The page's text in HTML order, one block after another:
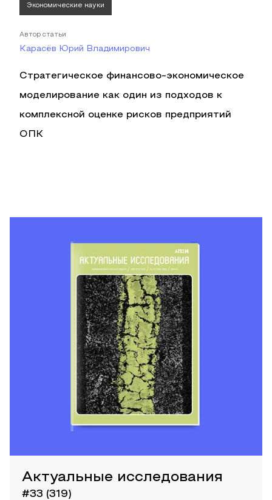
Экономические науки
Автор статьи
Карасёв Юрий Владимирович
Стратегическое финансово-экономическое
моделирование как один из подходов к
комплексной оценке рисков предприятий
ОПК
Актуальные исследования
#33 (319)